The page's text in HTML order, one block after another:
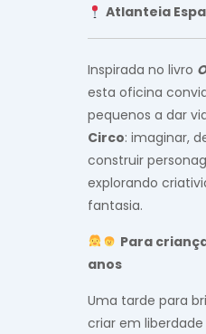
Atlanteia
Inspirada no livro
esta oficina
pequenos a dar
Circo: imaginar,
construir
explorando
fantasia.
Para
anos
Uma tarde para
criar em